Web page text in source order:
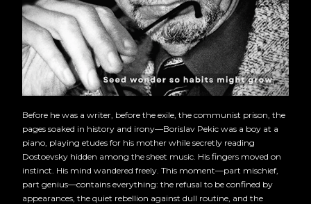
Before he was a writer, before the exile, the communist prison, the
pages soaked in history and irony—Borislav Pekic was a boy at a
piano, playing etudes for his mother while secretly reading
Dostoevsky hidden among the sheet music. His fingers moved on
instinct. His mind wandered freely. This moment—part mischief,
part genius—contains everything: the refusal to be confined by
appearances, the quiet rebellion against dull routine, and the